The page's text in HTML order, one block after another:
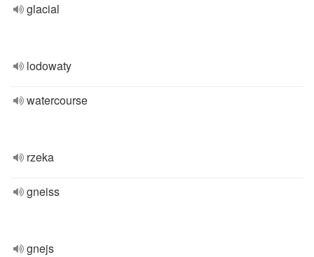
glacial
lodowaty
watercourse
rzeka
gneiss
gnejs